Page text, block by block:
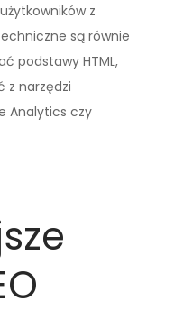
z
są równie
podstawy HTML,
z narzędzi
Analytics czy